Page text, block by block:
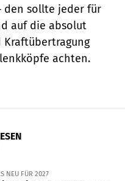
den sollte jeder für
auf die absolut
Kraft­übertragung
achten.
NEU FÜR 2027